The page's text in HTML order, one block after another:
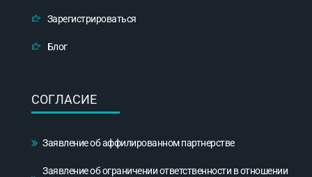
Зарегистрироваться
Блог
СОГЛАСИЕ
Заявление об аффилированном партнерстве
Заявление об ограничении ответственности в отношении